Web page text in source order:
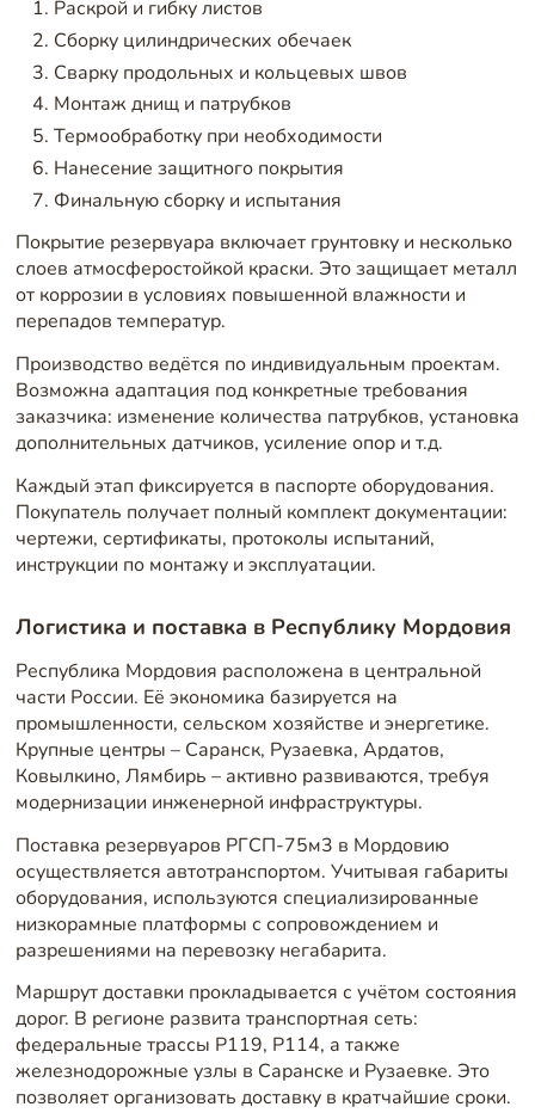
Раскрой и гибку листов
Сборку цилиндрических обечаек
Сварку продольных и кольцевых швов
Монтаж днищ и патрубков
Термообработку при необходимости
Нанесение защитного покрытия
Финальную сборку и испытания
Покрытие резервуара включает грунтовку и несколько
слоев атмосферостойкой краски. Это защищает металл
от коррозии в условиях повышенной влажности и
перепадов температур.
Производство ведётся по индивидуальным проектам.
Возможна адаптация под конкретные требования
заказчика: изменение количества патрубков, установка
дополнительных датчиков, усиление опор и т.д.
Каждый этап фиксируется в паспорте оборудования.
Покупатель получает полный комплект документации:
чертежи, сертификаты, протоколы испытаний,
инструкции по монтажу и эксплуатации.
Логистика и поставка в Республику Мордовия
Республика Мордовия расположена в центральной
части России. Её экономика базируется на
промышленности, сельском хозяйстве и энергетике.
Крупные центры – Саранск, Рузаевка, Ардатов,
Ковылкино, Лямбирь – активно развиваются, требуя
модернизации инженерной инфраструктуры.
Поставка резервуаров РГСП-75м3 в Мордовию
осуществляется автотранспортом. Учитывая габариты
оборудования, используются специализированные
низкорамные платформы с сопровождением и
разрешениями на перевозку негабарита.
Маршрут доставки прокладывается с учётом состояния
дорог. В регионе развита транспортная сеть:
федеральные трассы Р119, Р114, а также
железнодорожные узлы в Саранске и Рузаевке. Это
позволяет организовать доставку в кратчайшие сроки.